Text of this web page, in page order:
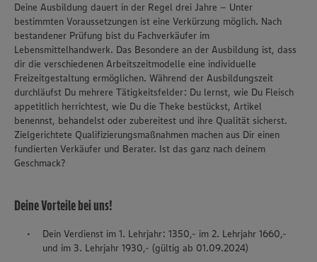
Deine Ausbildung dauert in der Regel drei Jahre – Unter
bestimmten Voraussetzungen ist eine Verkürzung möglich. Nach
bestandener Prüfung bist du Fachverkäufer im
Lebensmittelhandwerk. Das Besondere an der Ausbildung ist, dass
dir die verschiedenen Arbeitszeitmodelle eine individuelle
Freizeitgestaltung ermöglichen. Während der Ausbildungszeit
durchläufst Du mehrere Tätigkeitsfelder: Du lernst, wie Du Fleisch
appetitlich herrichtest, wie Du die Theke bestückst, Artikel
benennst, behandelst oder zubereitest und ihre Qualität sicherst.
Zielgerichtete Qualifizierungsmaßnahmen machen aus Dir einen
fundierten Verkäufer und Berater. Ist das ganz nach deinem
Geschmack?
Deine Vorteile bei uns!
Dein Verdienst im 1. Lehrjahr: 1350,- im 2. Lehrjahr 1660,-
und im 3. Lehrjahr 1930,- (gültig ab 01.09.2024)